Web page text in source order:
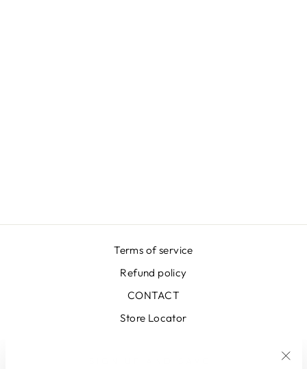
Terms of service
Refund policy
CONTACT
Store Locator